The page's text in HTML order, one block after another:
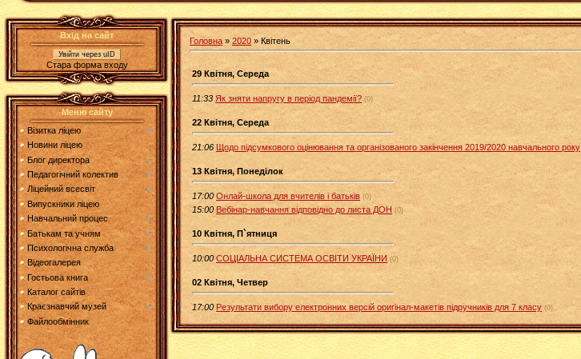
Вхід на сайт
Увійти через uID
Стара форма входу
Меню сайту
Візитка ліцею
Новини ліцею
Блог директора
Педагогічний колектив
Ліцейний всесвіт
Випускники ліцею
Навчальний процес
Батькам та учням
Психологічна служба
Відеогалерея
Гостьова книга
Каталог сайтів
Краєзнавчий музей
Файлообмінник
Головна » 2020 » Квітень
29 Квітня, Середа
11:33 Як зняти напругу в період пандемії? (0)
22 Квітня, Середа
21:06 Щодо підсумкового оцінювання та організованого закінчення 2019/2020 навчального року
13 Квітня, Понеділок
17:00 Онлай-школа для вчителів і батьків (0)
15:00 Вебінар-навчання відповідно до листа ДОН (0)
10 Квітня, П`ятниця
10:00 СОЦІАЛЬНА СИСТЕМА ОСВІТИ УКРАЇНИ (0)
02 Квітня, Четвер
17:00 Результати вибору електронних версій оригінал-макетів підручників для 7 класу (0)